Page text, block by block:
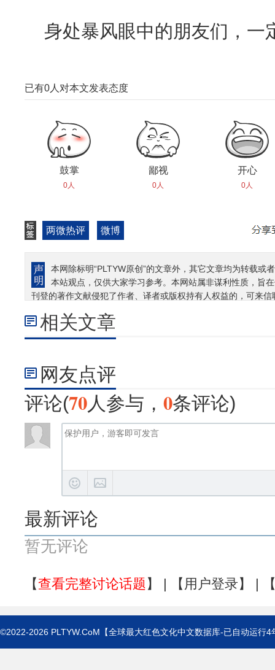
身处暴风眼中的朋友们，一
已有0 人对本文发表态度
鼓掌
0人
鄙视
0人
开心
0人
两微热评 微博
本网除标明“PLTYW原创”的文章外，其它文章均为转载
本站观点，仅供大家学习参考。本网站属非谋利性质，旨
刊登的著作文献侵犯了作者、译者或版权持有人权益的，可来
相关文章
网友点评
评论(70人参与， 0条评论)
最新评论
暂无评论
【查看完整讨论话题】 | 【 用户登录】 |
©2022-2026 PLTYW.CoM 【全球最大红色文化中文数据库-已自动运行4